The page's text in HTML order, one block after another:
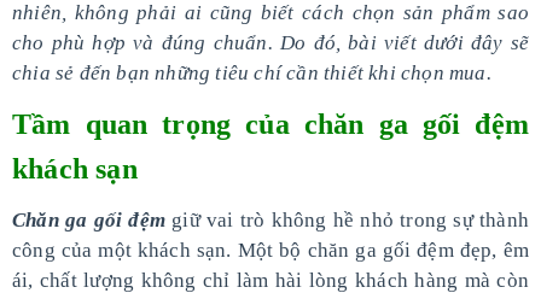
nhiên, không phải ai cũng biết cách chọn sản phẩm sao
cho phù hợp và đúng chuẩn. Do đó, bài viết dưới đây sẽ
chia sẻ đến bạn những tiêu chí cần thiết khi chọn mua.
Tầm quan trọng của chăn ga gối đệm
khách sạn
Chăn ga gối đệm giữ vai trò không hề nhỏ trong sự thành
công của một khách sạn. Một bộ chăn ga gối đệm đẹp, êm
ái, chất lượng không chỉ làm hài lòng khách hàng mà còn